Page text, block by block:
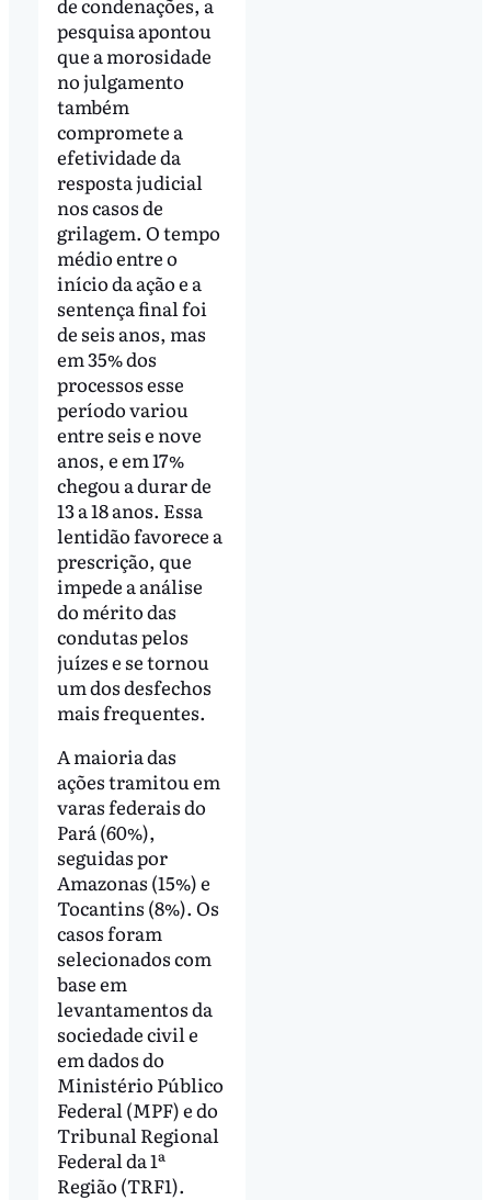
pesquisa apontou
que a morosidade
no julgamento
também
compromete a
efetividade da
resposta judicial
nos casos de
grilagem. O tempo
médio entre o
início da ação e a
sentença final foi
de seis anos, mas
em 35% dos
processos esse
período variou
entre seis e nove
anos, e em 17%
chegou a durar de
13 a 18 anos. Essa
lentidão favorece a
prescrição, que
impede a análise
do mérito das
condutas pelos
juízes e se tornou
um dos desfechos
mais frequentes.
A maioria das
ações tramitou em
varas federais do
Pará (60%),
seguidas por
Amazonas (15%) e
Tocantins (8%). Os
casos foram
selecionados com
base em
levantamentos da
sociedade civil e
em dados do
Ministério Público
Federal (MPF) e do
Tribunal Regional
Federal da 1ª
Região (TRF1).